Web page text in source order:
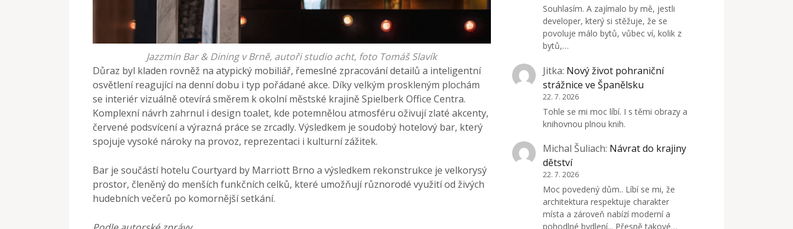
Jazzmin Bar & Dining v Brně, autoři studio acht, foto Tomáš Slavík
Důraz byl kladen rovněž na atypický mobiliář, řemeslné zpracování detailů a inteligentní
osvětlení reagující na denní dobu i typ pořádané akce. Díky velkým proskleným plochám
se interiér vizuálně otevírá směrem k okolní městské krajině Spielberk Office Centra.
Komplexní návrh zahrnul i design toalet, kde potemnělou atmosféru oživují zlaté akcenty,
červené podsvícení a výrazná práce se zrcadly. Výsledkem je soudobý hotelový bar, který
spojuje vysoké nároky na provoz, reprezentaci i kulturní zážitek.
Bar je součástí hotelu Courtyard by Marriott Brno a výsledkem rekonstrukce je velkorysý
prostor, členěný do menších funkčních celků, které umožňují různorodé využití od živých
hudebních večerů po komornější setkání.
Souhlasím. A zajímalo by mě, jestli
developer, který si stěžuje, že se
povoluje málo bytů, vůbec ví, kolik z
bytů,…
Jitka: Nový život pohraniční
strážnice ve Španělsku
22. 7. 2026
Tohle se mi moc líbí. I s těmi obrazy a
knihovnou plnou knih.
Michal Šuliach: Návrat do krajiny
dětství
22. 7. 2026
Moc povedený dům.. Líbí se mi, že
architektura respektuje charakter
místa a zároveň nabízí moderní a
pohodlné bydlení... Přesně takové…